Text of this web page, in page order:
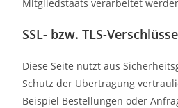
Mitgliedstaats verarbeitet
SSL- bzw. TLS-
Diese Seite nutzt aus
Schutz der Übertragung
Beispiel Bestellungen oder